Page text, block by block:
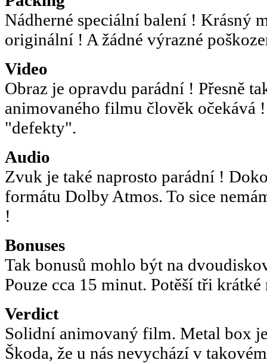
Nádherné speciální balení ! Krásný
originální ! A žádné výrazné
Video
Obraz je opravdu parádní ! Přesně
animovaného filmu člověk očekává
"defekty".
Audio
Zvuk je také naprosto parádní !
formátu Dolby Atmos. To sice
!
Bonuses
Tak bonusů mohlo být na
Pouze cca 15 minut. Potěší tři
Verdict
Solidní animovaný film. Metal box
Škoda, že u nás nevychází v